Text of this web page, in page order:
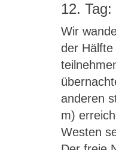
12.
Wir
der
anderen
m)
Westen